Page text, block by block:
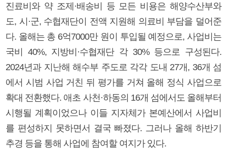
진료비와 약 조제·배송비 등 모든 비용은 해양수산부와
도, 시·군, 수협재단이 전액 지원해 의료비 부담을 덜어준
다. 올해는 총 6억7000만 원이 투입될 예정으로, 사업비는
국비 40%, 지방비·수협재단 각 30% 등으로 구성된다.
2024년과 지난해 해수부 주도로 각각 도내 27개, 36개 섬
에서 시범 사업 거친 뒤 평가를 거쳐 올해 정식 사업으로
확대 전환했다. 애초 사천·하동의 16개 섬에서도 올해부터
시행될 계획이었으나 이들 지자체가 본예산에서 사업비
를 편성하지 못하면서 결국 빠졌다. 그러나 올해 하반기
추경 등을 통해 사업에 참여할 여지가 있다.